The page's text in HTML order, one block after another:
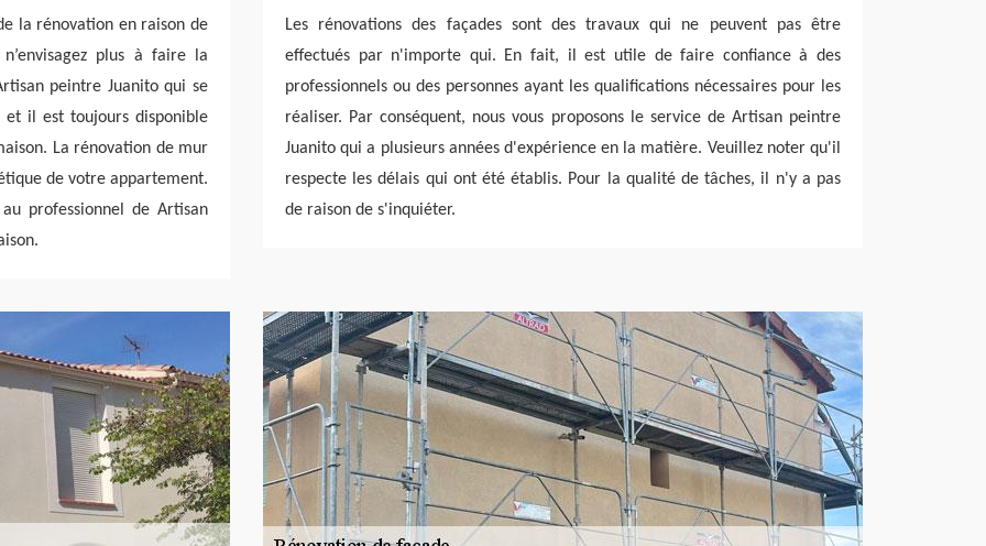
la rénovation en raison de
plus à faire la
peintre Juanito qui se
et il est toujours disponible
La rénovation de mur
de votre appartement.
professionnel de Artisan
Les rénovations des façades sont des travaux qui ne peuvent pas être
effectués par n'importe qui. En fait, il est utile de faire confiance à des
professionnels ou des personnes ayant les qualifications nécessaires pour les
réaliser. Par conséquent, nous vous proposons le service de Artisan peintre
Juanito qui a plusieurs années d'expérience en la matière. Veuillez noter qu'il
respecte les délais qui ont été établis. Pour la qualité de tâches, il n'y a pas
de raison de s'inquiéter.